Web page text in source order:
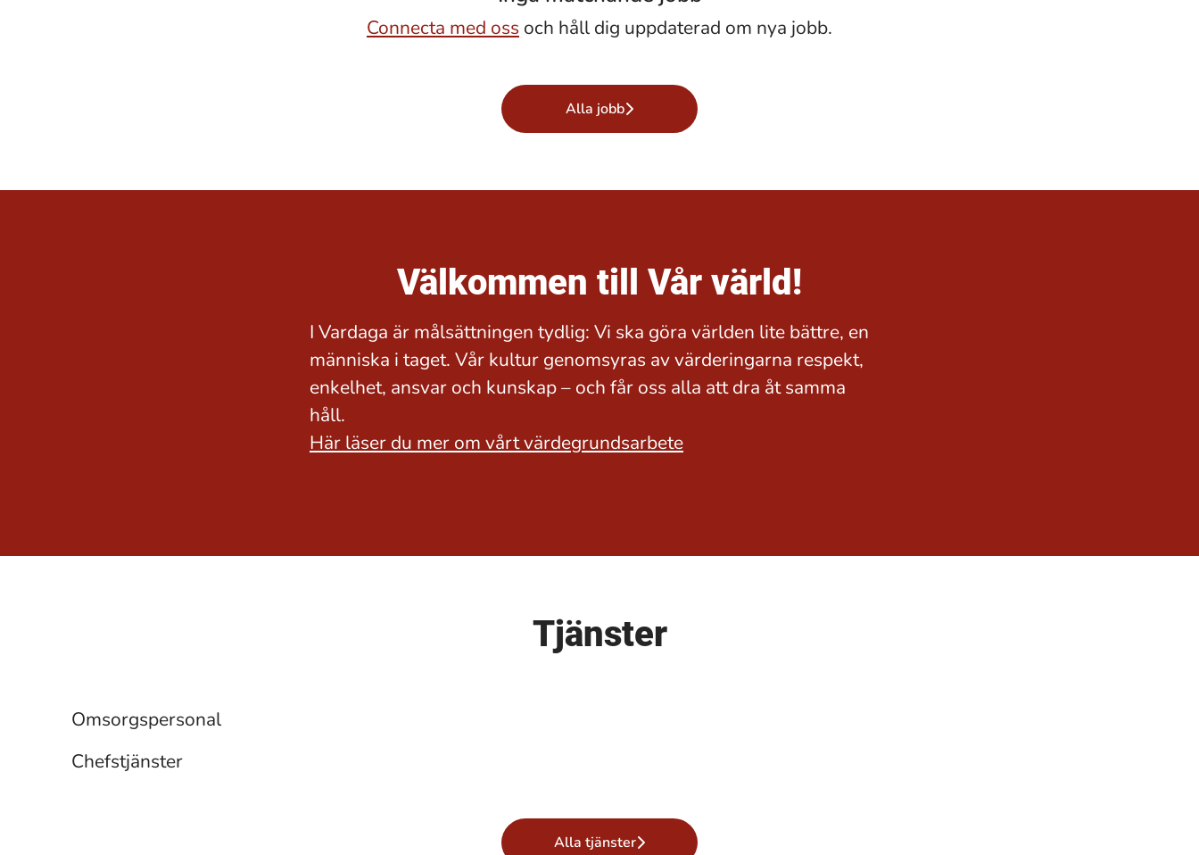
Connecta med oss och håll dig uppdaterad om nya jobb.
Alla jobb
Välkommen till Vår värld!
I Vardaga är målsättningen tydlig: Vi ska göra världen lite bättre, en
människa i taget. Vår kultur genomsyras av värderingarna respekt,
enkelhet, ansvar och kunskap – och får oss alla att dra åt samma
håll.
Här läser du mer om vårt värdegrundsarbete
Tjänster
Omsorgspersonal
Chefstjänster
Alla tjänster